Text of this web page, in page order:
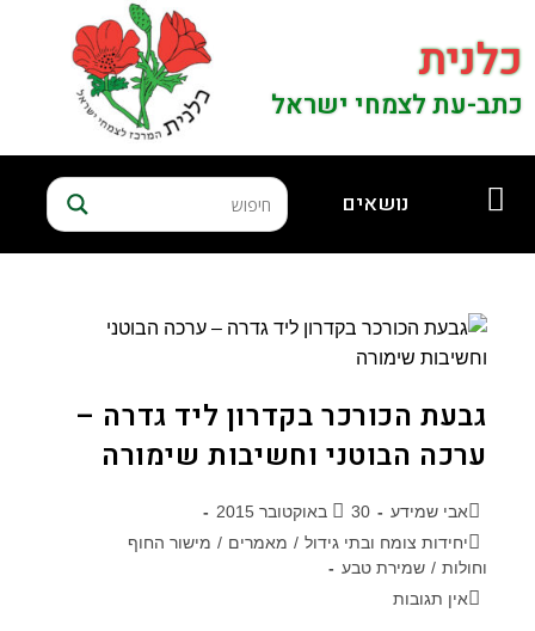
כלנית
כתב-עת לצמחי ישראל
נושאים
גבעת הכורכר בקדרון ליד גדרה –
ערכה הבוטני וחשיבות שימורה
אבי שמידע
30 באוקטובר 2015
יחידות צומח ובתי גידול / מאמרים / מישור החוף
וחולות / שמירת טבע
אין תגובות